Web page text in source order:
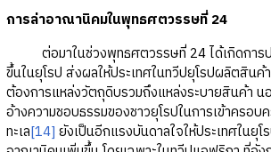
การล่าอาณานิคมในพุทธศตวรรษที่ 24
ต่อมาในช่วงพุทธศตวรรษที่ 24 ได้เกิดการ
ขึ้นในยุโรป ส่งผลให้ประเทศในทวีปยุโรปผลิตสินค้
ต้องการแหล่งวัตถุดิบรวมถึงแหล่งระบายสินค้า
อ้างความชอบธรรมของชาวยุโรปในการเข้าครอ
ทะเล[14] ยังเป็นอีกแรงบันดาลใจให้ประเทศในยุโ